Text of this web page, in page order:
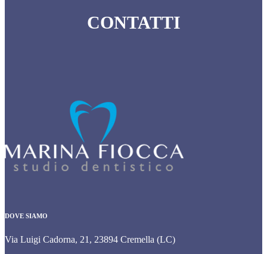
CONTATTI
DOVE SIAMO
Via Luigi Cadorna, 21, 23894 Cremella (LC)